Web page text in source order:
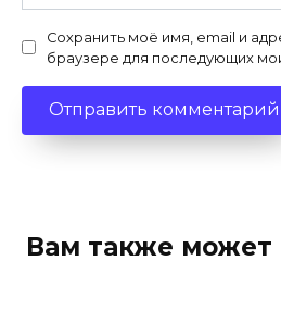
Сохранить моё имя, email и
браузере для последующих
Вам также может